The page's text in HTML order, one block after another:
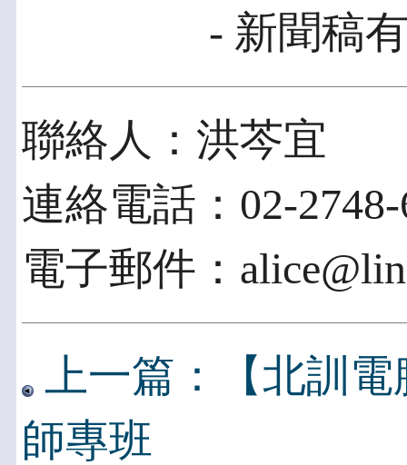
- 新聞稿
聯絡人：洪芩宜
連絡電話：02-2748-
電子郵件：
上一篇：【北訓
師專班